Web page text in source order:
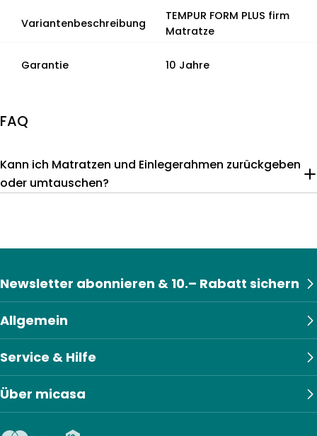
Variantenbeschreibung
TEMPUR FORM PLUS firm
Matratze
Garantie 10 Jahre
FAQ
Kann ich Matratzen und Einlegerahmen zurückgeben
oder umtauschen?
Allgemein
Service & Hilfe
Über micasa
Newsletter abonnieren & 10.– Rabatt sichern